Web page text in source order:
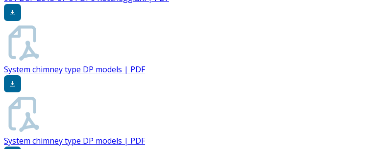
System chimney type DP models | PDF
System chimney type DP models | PDF